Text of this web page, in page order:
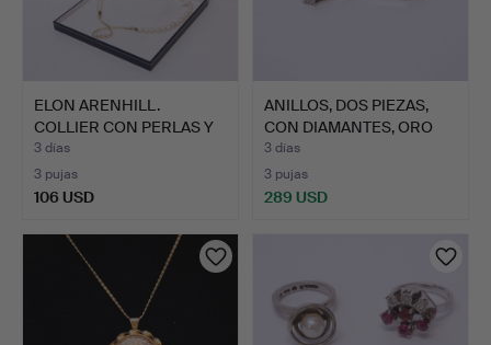
ELON ARENHILL.
COLLIER CON PERLAS Y
CIERRE…
3 días
3 pujas
106 USD
ANILLOS, DOS PIEZAS,
CON DIAMANTES, ORO
DE…
3 días
3 pujas
289 USD